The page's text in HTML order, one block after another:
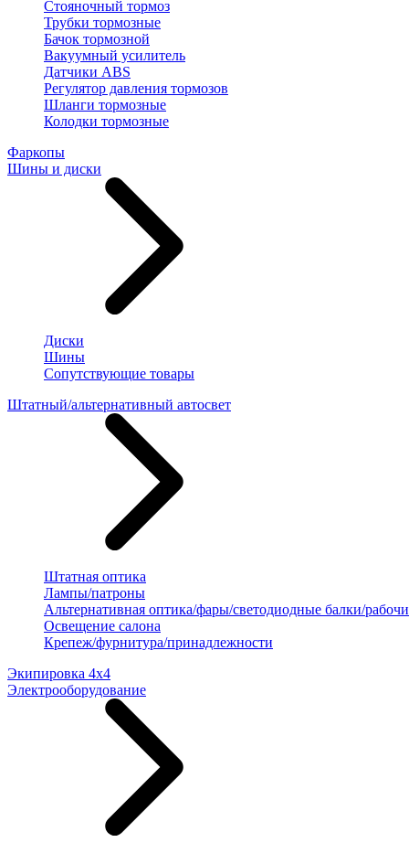
Стояночный тормоз
Трубки тормозные
Бачок тормозной
Вакуумный усилитель
Датчики ABS
Регулятор давления тормозов
Шланги тормозные
Колодки тормозные
Фаркопы
Шины и диски
Диски
Шины
Сопутствующие товары
Штатный/альтернативный автосвет
Штатная оптика
Лампы/патроны
Альтернативная оптика/фары/светодиодные балки/
Освещение салона
Крепеж/фурнитура/принадлежности
Экипировка 4х4
Электрооборудование